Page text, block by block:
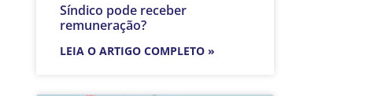
Síndico pode receber
remuneração?
LEIA O ARTIGO COMPLETO »